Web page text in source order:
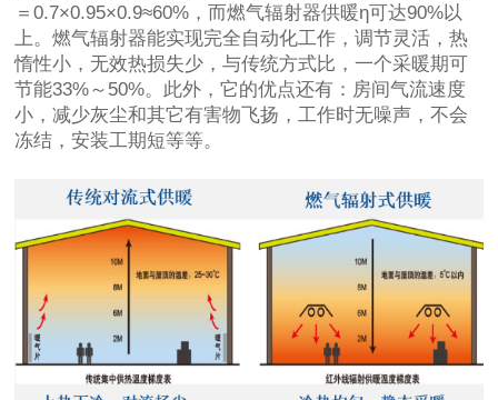
＝0.7×0.95×0.9≈60%，而燃气辐射器供暖η可达90%以
上。燃气辐射器能实现完全自动化工作，调节灵活，热
惰性小，无效热损失少，与传统方式比，一个采暖期可
节能33%～50%。此外，它的优点还有：房间气流速度
小，减少灰尘和其它有害物飞扬，工作时无噪声，不会
冻结，安装工期短等等。